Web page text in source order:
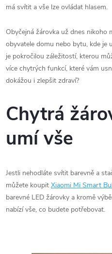
má svítit a vše lze ovládat hlasem.
Obyčejná žárovka už dnes nikoho
obyvatele domu nebo bytu, kde je
je pokročilou záležitostí, kterou
více chytrých funkcí, které vám
dokážou i zlepšit zdraví?
Chytrá
umí vše
Jestli nehodláte svítit barevně a
můžete koupit Xiaomi Mi Smart
barevné LED žárovky a kromě
nabízí vše, co budete potřebovat.